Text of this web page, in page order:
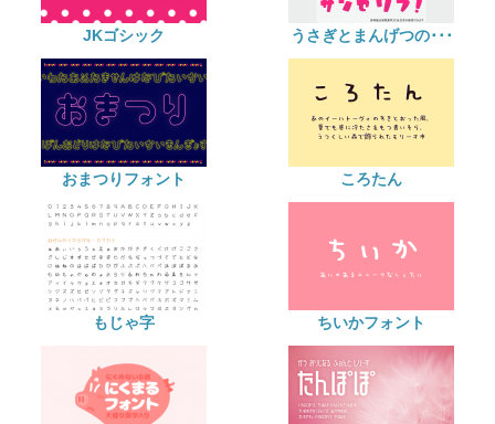
JKゴシック うさぎとまんげつの･･･
おまつりフォント ころたん
もじゃ字 ちいかフォント